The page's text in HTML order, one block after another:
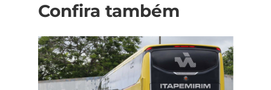
Confira também